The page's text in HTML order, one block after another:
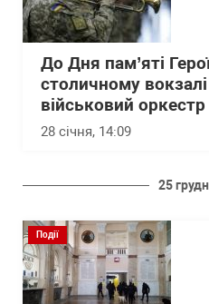
До Дня пам’яті
столичному
військовий оркестр
28 січня, 14:09
25
Події